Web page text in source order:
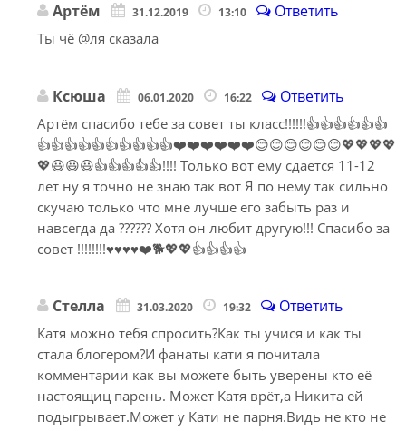
Артём 31.12.2019 13:10 Ответить
Ты чё @ля сказала
Ксюша 06.01.2020 16:22 Ответить
Артём спасибо тебе за совет ты класс!!!!!!👍👍👍👍👍👍
👍👍👍👍👍👍👍👍👍👍❤️❤️❤️❤️❤️❤️😊😊😊😊😊😊💖💖💖💖
💖😃😃😃👍👍👍👍👍!!!! Только вот ему сдаётся 11-12
лет ну я точно не знаю так вот Я по нему так сильно
скучаю только что мне лучше его забыть раз и
навсегда да ?????? Хотя он любит другую!!! Спасибо за
совет !!!!!!!!♥️♥️♥️♥️❤️🐕💖💖👍👍👍👍
Стелла 31.03.2020 19:32 Ответить
Катя можно тебя спросить?Как ты учися и как ты
стала блогером?И фанаты кати я почитала
комментарии как вы можете быть уверены кто её
настоящиц парень. Может Катя врёт,а Никита ей
подыгрывает.Может у Кати не парня.Видь не кто не